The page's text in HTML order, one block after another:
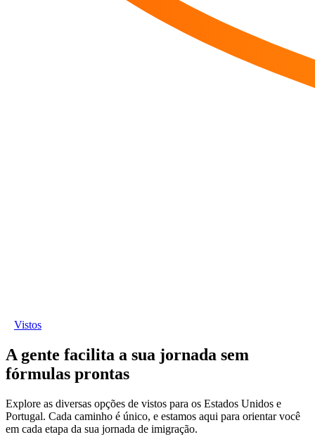
Vistos
A gente facilita a sua jornada sem
fórmulas prontas
Explore as diversas opções de vistos para os Estados Unidos e
Portugal. Cada caminho é único, e estamos aqui para orientar você
em cada etapa da sua jornada de imigração.